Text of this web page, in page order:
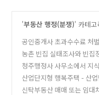
'부동산 행정(분쟁)' 카테고
공인중개사 초과수수료 처
지) 행정심판 구제 사례
(0)
농촌 빈집
4)
청주행정사 사무소에서 지
분양과 관련 법규와 장단점
산업단지형 행복주택 - 산
로자의 입주 자격, 방법 안내
신탁부동산 매매 또는 임대